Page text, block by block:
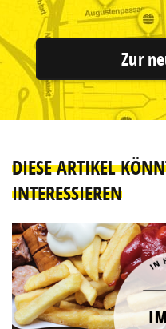
Zur
DIESE ARTIKEL
INTERESSIEREN